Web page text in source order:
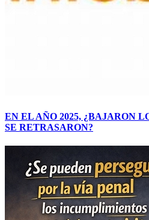
EN EL AÑO 2025, ¿BAJARON
SE RETRASARON?